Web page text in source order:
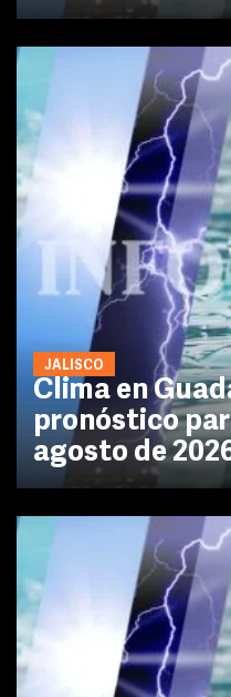
JALISCO
Clima en
pronóstico
agosto de